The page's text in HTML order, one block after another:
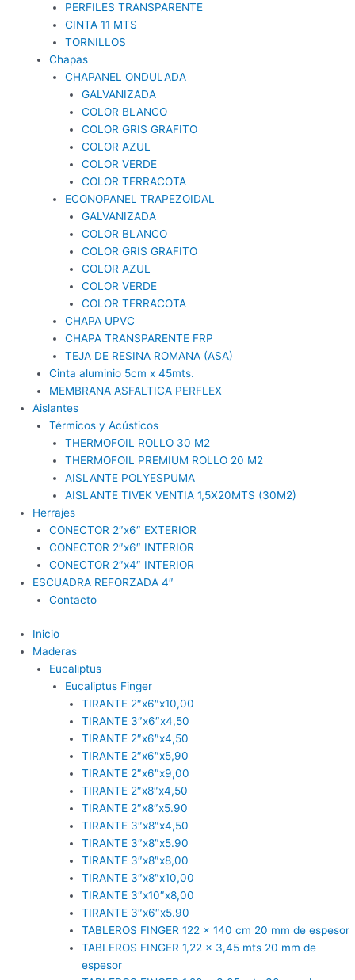
PERFILES TRANSPARENTE
CINTA 11 MTS
TORNILLOS
Chapas
CHAPANEL ONDULADA
GALVANIZADA
COLOR BLANCO
COLOR GRIS GRAFITO
COLOR AZUL
COLOR VERDE
COLOR TERRACOTA
ECONOPANEL TRAPEZOIDAL
GALVANIZADA
COLOR BLANCO
COLOR GRIS GRAFITO
COLOR AZUL
COLOR VERDE
COLOR TERRACOTA
CHAPA UPVC
CHAPA TRANSPARENTE FRP
TEJA DE RESINA ROMANA (ASA)
Cinta aluminio 5cm x 45mts.
MEMBRANA ASFALTICA PERFLEX
Aislantes
Térmicos y Acústicos
THERMOFOIL ROLLO 30 M2
THERMOFOIL PREMIUM ROLLO 20 M2
AISLANTE POLYESPUMA
AISLANTE TIVEK VENTIA 1,5X20MTS (30M2)
Herrajes
CONECTOR 2″x6″ EXTERIOR
CONECTOR 2″x6″ INTERIOR
CONECTOR 2″x4″ INTERIOR
ESCUADRA REFORZADA 4″
Contacto
Inicio
Maderas
Eucaliptus
Eucaliptus Finger
TIRANTE 2″x6″x10,00
TIRANTE 3″x6″x4,50
TIRANTE 2″x6″x4,50
TIRANTE 2″x6″x5,90
TIRANTE 2″x6″x9,00
TIRANTE 2″x8″x4,50
TIRANTE 2″x8″x5.90
TIRANTE 3″x8″x4,50
TIRANTE 3″x8″x5.90
TIRANTE 3″x8″x8,00
TIRANTE 3″x8″x10,00
TIRANTE 3″x10″x8,00
TIRANTE 3″x6″x5.90
TABLEROS FINGER 122 x 140 cm 20 mm de espesor
TABLEROS FINGER 1,22 x 3,45 mts 20 mm de
espesor